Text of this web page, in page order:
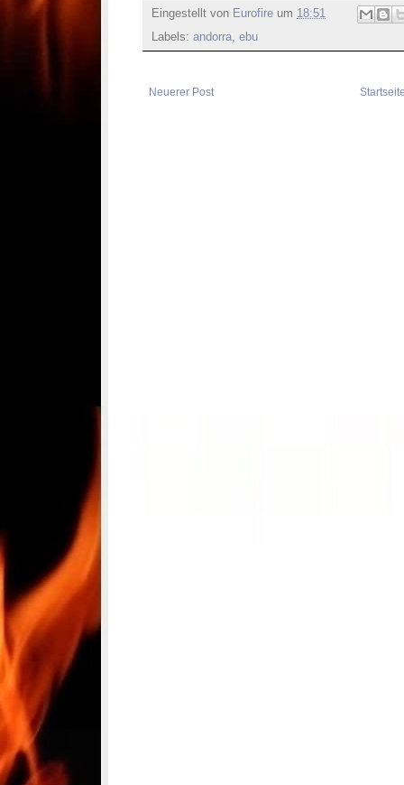
Eingestellt von Eurofire um 18:51
Labels: andorra, ebu
Neuerer Post